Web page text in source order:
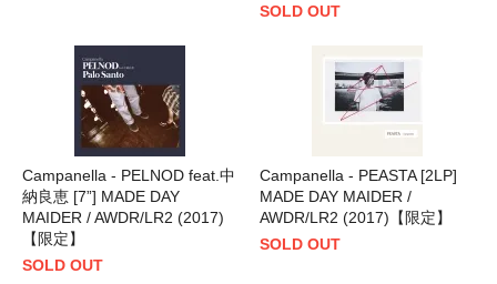
SOLD OUT
Campanella - PELNOD feat.中
納良恵 [7”] MADE DAY
MAIDER / AWDR/LR2 (2017)
【限定】
SOLD OUT
Campanella - PEASTA [2LP]
MADE DAY MAIDER /
AWDR/LR2 (2017)【限定】
SOLD OUT